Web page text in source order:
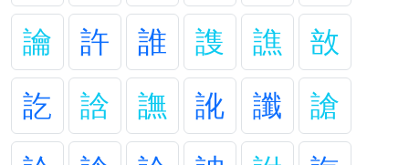
讑
許 誰 謢 譙
敨
訖
誝 譕 訛 讖
謒